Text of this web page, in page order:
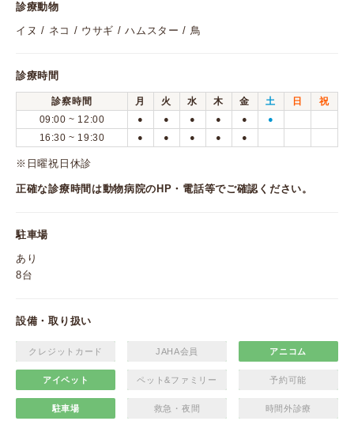
診療動物
イヌ / ネコ / ウサギ / ハムスター / 鳥
診療時間
診察時間 月 火 水 木 金 土 日
祝
09:00 ~ 12:00
● ● ● ● ● ●
16:30 ~ 19:30 ● ● ● ● ●
※日曜祝日休診
正確な診療時間は動物病院のHP・電話等でご確認ください。
駐車場
あり
8台
設備・取り扱い
クレジットカード JAHA会員 アニコム
アイペット ペット&ファミリー 予約可能
駐車場 救急・夜間 時間外診療